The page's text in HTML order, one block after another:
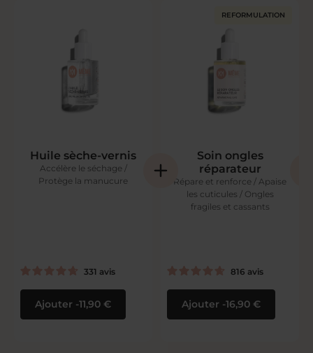
Huile sèche-vernis
Accélère le séchage /
Protège la manucure
331 avis
Ajouter 11,90 €
REFORMULATION
Soin ongles
réparateur
Répare et renforce / Apaise
les cuticules / Ongles
fragiles et cassants
816 avis
Ajouter 16,90 €